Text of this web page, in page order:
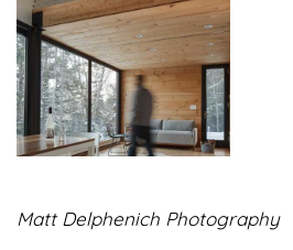
Matt Delphenich Photography